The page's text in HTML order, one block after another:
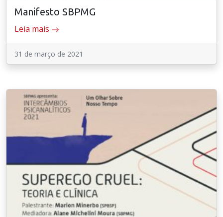
Manifesto SBPMG
Leia mais
31 de março de 2021